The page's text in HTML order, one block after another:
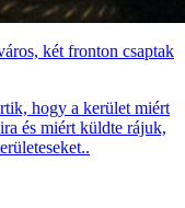
két fronton csaptak
hogy a kerület miért
és miért küldte rájuk,